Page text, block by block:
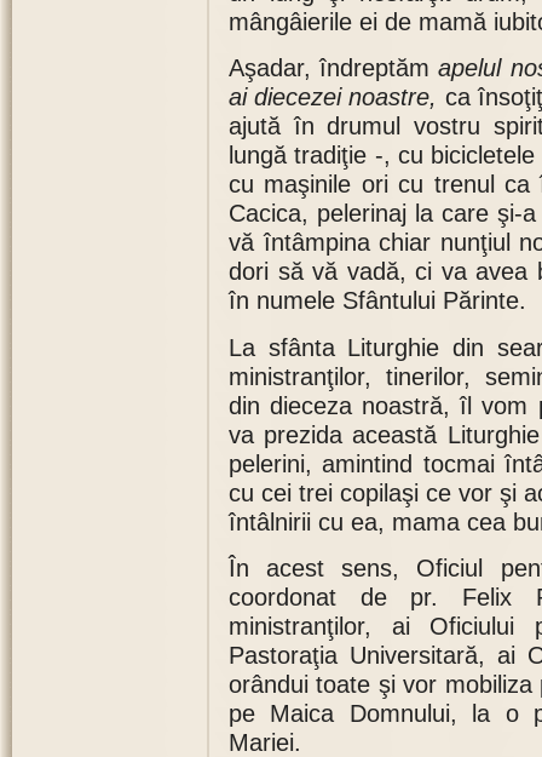
mângâierile ei de mamă
Aşadar, îndreptămapelul
ai diecezei noastre, ca
ajută în drumul vostru
lungă tradiţie -, cu
cu maşinile ori cu trenul ca
Cacica, pelerinaj la care şi-
vă întâmpina chiar nunţiul
dori să vă vadă, ci va avea
în numele Sfântului Părinte.
La sfânta Liturghie din
ministranţilor, tinerilor,
din dieceza noastră, îl vom
va prezida această
pelerini, amintind tocmai
cu cei trei copilaşi ce vor şi
întâlnirii cu ea, mama cea
În acest sens, Oficiul
coordonat de pr. Felix
ministranţilor, ai Oficiului
Pastoraţia Universitară, ai
orândui toate şi vor
pe Maica Domnului, la o
Mariei.